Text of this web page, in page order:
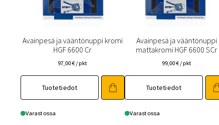
Avainpesä ja vääntönuppi kromi
HGF 6600 Cr
97,00€ / pkt
Tuotetiedot
Varastossa
Avainpesä ja vääntönuppi
mattakromi HGF 6600 SCr
99,00€ / pkt
Tuotetiedot
Varastossa